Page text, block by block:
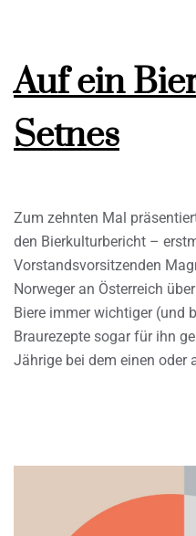
Auf ein
Setnes
Zum zehnten Mal
den Bierkulturbericht –
Vorstandsvorsitzenden
Norweger an Österreich
Biere immer wichtiger (und
Braurezepte sogar für ihn
Jährige bei dem einen oder